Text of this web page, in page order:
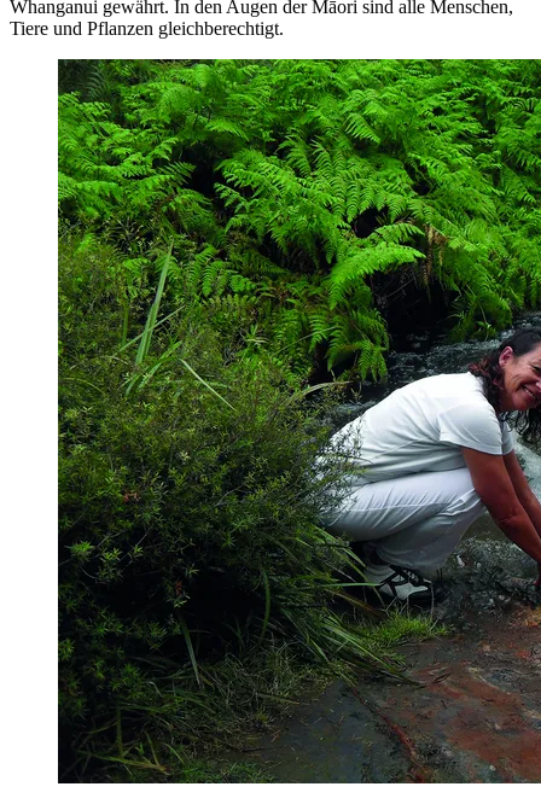
Whanganui gewährt. In den Augen der Māori sind alle Menschen,
Tiere und Pflanzen gleichberechtigt.